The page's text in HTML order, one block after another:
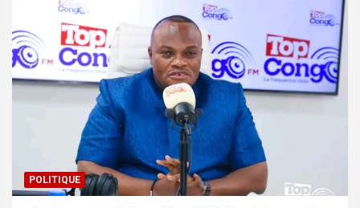
POLITIQUE